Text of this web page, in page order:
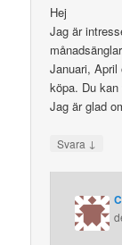
Hej
Jag är
Januari, April
köpa. Du
Jag är glad
Svara ↓